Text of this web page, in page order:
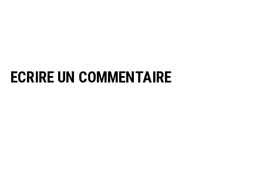
ECRIRE UN COMMENTAIRE